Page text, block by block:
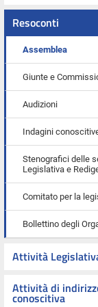
Resoconti
Assemblea
Giunte e
Audizioni
Indagini
Stenografici delle
Legislativa e
Comitato per la
Bollettino degli
Attività
Attività di
conoscitiva